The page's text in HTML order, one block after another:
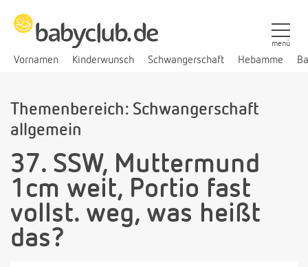
Vornamen Kinderwunsch Schwangerschaft Hebamme
menü
Themenbereich: Schwangerschaft
allgemein
37. SSW, Muttermund
1cm weit, Portio fast
vollst. weg, was heißt
das?